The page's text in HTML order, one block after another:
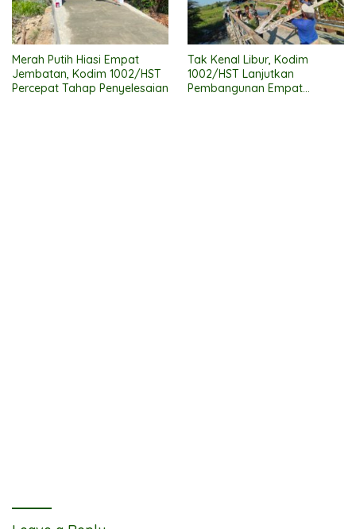
Merah Putih Hiasi Empat
Jembatan, Kodim 1002/HST
Percepat Tahap Penyelesaian
Tak Kenal Libur, Kodim
1002/HST Lanjutkan
Pembangunan Empat